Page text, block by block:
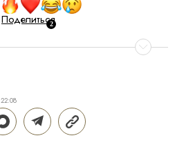
Поделиться
ДЛЯ
КАК Z40